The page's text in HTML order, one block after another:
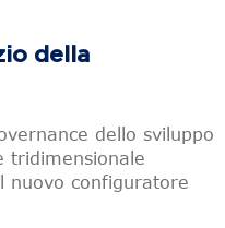
della
dello sviluppo
tridimensionale
nuovo configuratore